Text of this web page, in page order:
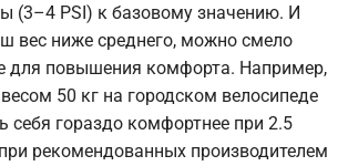
(3–4 PSI) к базовому значению. И
вес ниже среднего, можно смело
для повышения комфорта. Например,
50 кг на городском велосипеде
себя гораздо комфортнее при 2.5
рекомендованных производителем